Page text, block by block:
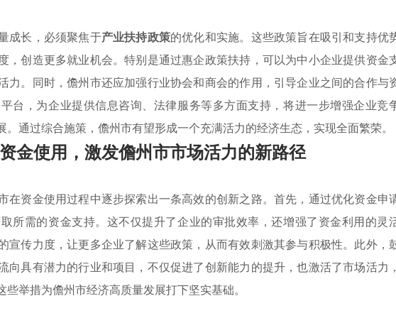
成长，必须聚焦于产业扶持政策的优化和实施。这些政策旨在吸引和支持优
，创造更多就业机会。特别是通过惠企政策扶持，可以为中小企业提供资金
力。同时，儋州市还应加强行业协会和商会的作用，引导企业之间的合作与
台，为企业提供信息咨询、法律服务等多方面支持，将进一步增强企业竞
通过综合施策，儋州市有望形成一个充满活力的经济生态，实现全面繁荣。
金使用，激发儋州市市场活力的新路径
在资金使用过程中逐步探索出一条高效的创新之路。首先，通过优化资金申
所需的资金支持。这不仅提升了企业的审批效率，还增强了资金利用的灵
宣传力度，让更多企业了解这些政策，从而有效刺激其参与积极性。此外，
向具有潜力的行业和项目，不仅促进了创新能力的提升，也激活了市场活力，
举措为儋州市经济高质量发展打下坚实基础。